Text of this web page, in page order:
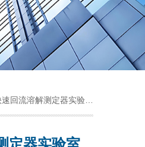
回流溶解测定器实验室用
定器实验室